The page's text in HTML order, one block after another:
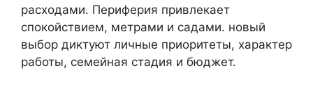
расходами. Периферия привлекает
спокойствием, метрами и садами. новый
выбор диктуют личные приоритеты, характер
работы, семейная стадия и бюджет.